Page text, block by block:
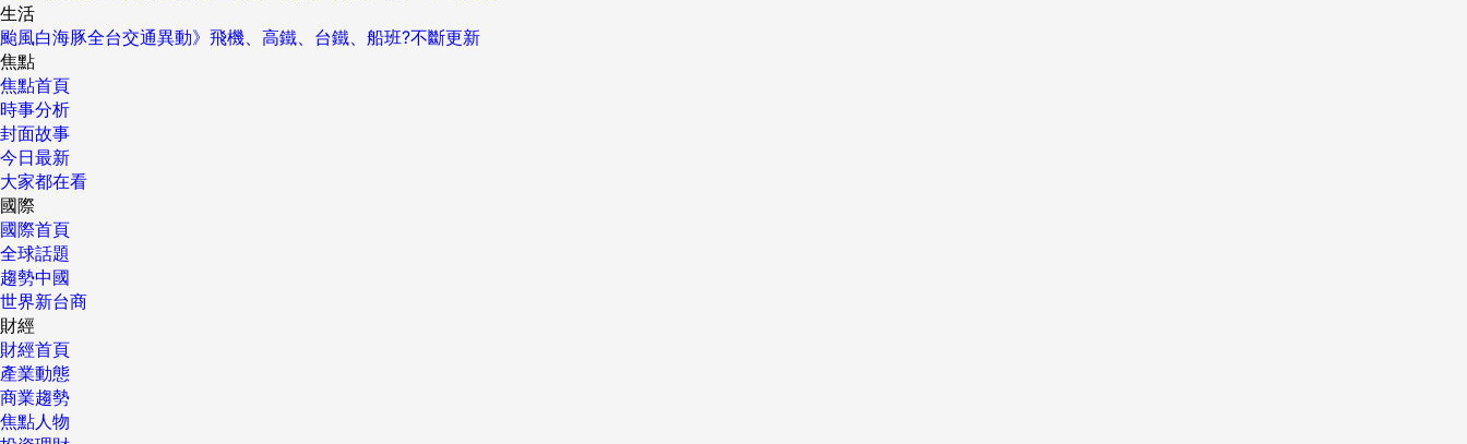
生活
颱風白海豚全台交通異動》飛機、高鐵、台鐵、船班?不斷更新
焦點
焦點首頁
時事分析
封面故事
今日最新
大家都在看
國際
國際首頁
全球話題
趨勢中國
世界新台商
財經
財經首頁
產業動態
商業趨勢
焦點人物